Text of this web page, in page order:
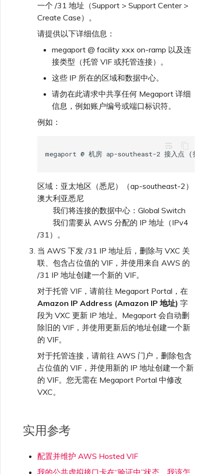
Versa SD-WAN
使用 MVE 控制台
MVE 常见问题
从 MVE 创建到 Google 的
迁移 VXC 和 IX
关闭 VXC 和 IX
监控服务状态
设置 OpenMetrics 服务监控
Azure 服务密钥 API 响应字
单点登录（SSO）功能与使
单点登录（SSO）常见问题
提供调试信息以加快支持响应
一个 /31 地址（Support > Support Center >
Create Case）。
请提供以下详细信息：
megaport @ facility xxx on-ramp 以及连
接类型（托管 VIF 或托管连接）。
这些 IP 所在的区域和数据中心。
请勿在此请求中共享任何 Megaport 详细
信息，例如账户编号或端口标识符。
例如：
wrap_text
区域：亚太地区（悉尼）（ap-southeast-2）
澳大利亚悉尼
我们将连接的数据中心：Global Switch
我们需要从 AWS 分配的 IP 地址（IPv4
/31）。
当 AWS 下发 /31 IP 地址后，删除与 VXC 关
联、包含占位值的 VIF，并使用来自 AWS 的
/31 IP 地址创建一个新的 VIF。
对于托管 VIF，请前往 Megaport Portal，在
Amazon IP Address (Amazon IP 地址) 字
段为 VXC 更新 IP 地址。Megaport 会自动删
除旧的 VIF，并使用更新后的地址创建一个新
的 VIF。
对于托管连接，请前往 AWS 门户，删除包含
占位值的 VIF，并使用新的 IP 地址创建一个新
的 VIF。您无需在 Megaport Portal 中修改
VXC。
实用参考
配置并维护 AWS Hosted VIF